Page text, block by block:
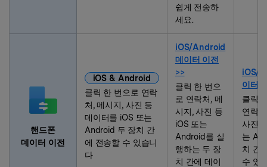
쉽게 전송하
세요.
핸드폰
데이터 이전
iOS & Android
클릭 한 번으로 연락
처, 메시지, 사진 등
데이터를 iOS 또는
Android 두 장치 간
에 전송할 수 있습니
다
iOS/Android
데이터 이전
>>
클릭 한 번으
로 연락처, 메
시지, 사진 등
iOS 또는
Android를 실
행하는 두 장
치 간에 데이
iOS/
이터
클릭
연락
사진
는
치 간
수 있